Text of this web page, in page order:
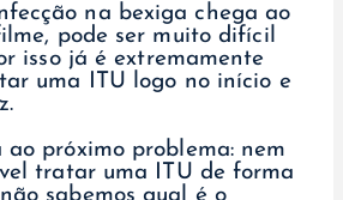
na bexiga chega ao
pode ser muito difícil
isso já é extremamente
uma ITU logo no início e
ao próximo problema: nem
tratar uma ITU de forma